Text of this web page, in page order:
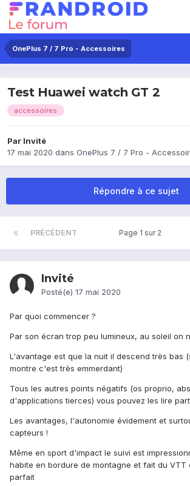
OnePlus 7 / 7 Pro - Accessoires
Test Huawei watch GT 2
accessoires
Par Invité
17 mai 2020 dans OnePlus 7 / 7 Pro -
Répondre à ce sujet
PRÉCÉDENT Page 1 sur 2
Invité
Posté(e) 17 mai 2020
Par quoi commencer ?
Par son écran trop peu lumineux, au soleil on
L'avantage est que la nuit il descend très bas
montre c'est très emmerdant)
Tous les autres points négatifs (os proprio,
d'applications tierces) vous pouvez les lire
Les avantages, l'autonomie évidement et
capteurs !
Même en sport d'impact le suivi est
habite en bordure de montagne et fait du VTT
parfait